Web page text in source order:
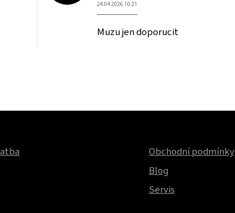
24.04.2026 10:21
Muzu jen doporucit
Obchodní podmínky
Blog
Servis